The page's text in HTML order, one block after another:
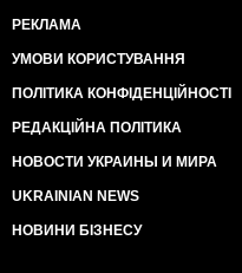
РЕКЛАМА
УМОВИ КОРИСТУВАННЯ
ПОЛІТИКА КОНФІДЕНЦІЙНОСТІ
РЕДАКЦІЙНА ПОЛІТИКА
НОВОСТИ УКРАИНЫ И МИРА
UKRAINIAN NEWS
НОВИНИ БІЗНЕСУ